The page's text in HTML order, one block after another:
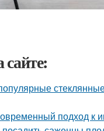
подход к